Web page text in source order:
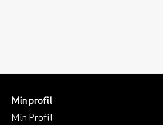
Min profil
Min Profil